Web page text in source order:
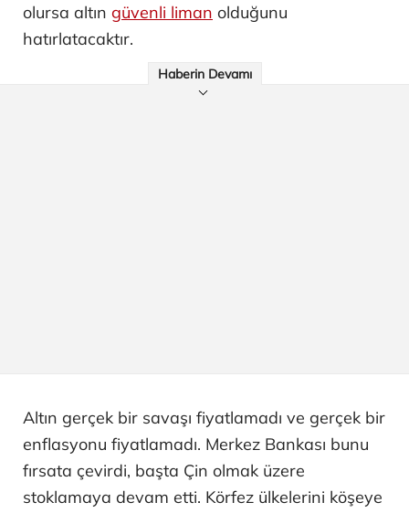
olursa altın güvenli liman olduğunu
hatırlatacaktır.
Haberin Devamı
Altın gerçek bir savaşı fiyatlamadı ve gerçek bir
enflasyonu fiyatlamadı. Merkez Bankası bunu
fırsata çevirdi, başta Çin olmak üzere
stoklamaya devam etti. Körfez ülkelerini köşeye